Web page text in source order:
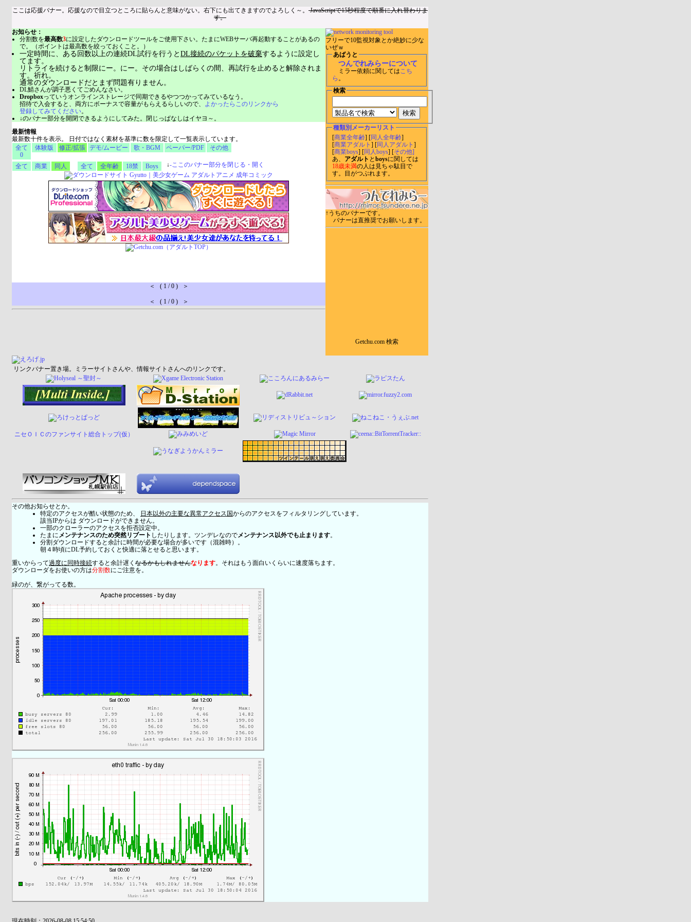
ここは応援バナー。応援なので目立つところに貼らんと意味がない。右下にも出てきますのでよろしく～。 JavaScriptで15秒程度で順番に入れ替わりま
す。
フリーで10監視対象とか絶妙に少な
いぜｗ
あばうと
つんでれみらーについて
ミラー依頼に関してはこち
ら 。
検索
種類別メーカーリスト
[商業全年齢 ] [同人全年齢]
[商業アダルト ] [同人アダルト ]
[商業boys] [同人boys ] [その他]
あ、 アダルト とboysに関しては
18歳未満の人は見ちゃ駄目で
す。目がつぶれます。
↑うちのバナーです。
バナーは直推奨でお願いします。
Getchu.com 検索
お知らせ：
分割数を最高数3に設定したダウンロードツールをご使用下さい。たまにWEBサーバ再起動することがあるの
で。（ポイントは最高数を絞っておくこと。）
一定時間に、ある回数以上の連続DL試行を行うとDL接続のパケットを破棄するように設定し
てます。
リトライを続けると制限にー。にー。その場合はしばらくの間、再試行を止めると解除されま
す。祈れ。
通常のダウンロードだとまず問題有りません。
DL鯖さんが調子悪くてごめんなさい。
Dropboxっていうオンラインストレージで同期できるやつつかってみているなう。
招待で入会すると、両方にボーナスで容量がもらえるらしいので、 よかったらこのリンクから
登録してみてください。
↓のバナー部分を開閉できるようにしてみた。閉じっぱなしはイヤヨ～。
最新情報
最新数十件を表示。 日付ではなく素材を基準に数を限定して一覧表示しています。
全て
0
体験版 修正/拡張 デモ/ムービー 歌・BGM ペーパー/PDF その他
全て 商業 同人 全て 全年齢 18禁 Boys ↓-ここのバナー部分を閉じる・開く
＜ ( 1 / 0 ) ＞
＜ ( 1 / 0 ) ＞
リンクバナー置き場。ミラーサイトさんや、情報サイトさんへのリンクです。
ニセＯＩＣのファンサイト総合トップ(仮）
その他お知らせとか。
特定のアクセスが酷い状態のため、
日本以外の主要な異常アクセス国からのアクセスをフィルタリングしています。
該当IPからは ダウンロードができません。
一部のクローラーのアクセスを拒否設定中。
たまにメンテナンスのため突然リブート したりします。ツンデレなのでメンテナンス以外でも止まります。
分割ダウンロードすると余計に時間が必要な場合が多いです（混雑時）。
朝４時頃にDL予約しておくと快適に落とせると思います。
重いからって過度に同時接続すると余計遅く なるかもしれませんなります。それはもう面白いくらいに速度落ちます。
ダウンローダをお使いの方は分割数にご注意を。
緑のが、繋がってる数。